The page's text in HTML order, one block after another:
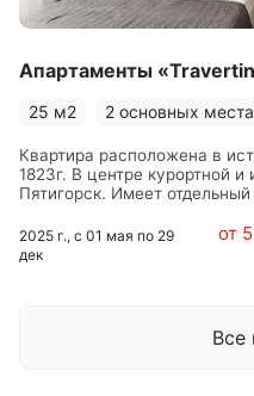
Апартаменты
25 м2 2 основных места
Квартира расположена в
1823г. В центре курортной и
Пятигорск. Имеет
подходящая для отдыха
место для отдыха после
2025 г., с 01 мая по 29
дек
от
Все